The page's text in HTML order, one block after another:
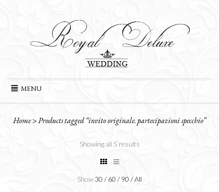
Skip
content
MENU
Home>Products tagged “invito originale. partecipazioni specchio”
Showing all 5 results
Show30 / 60 / 90 /All